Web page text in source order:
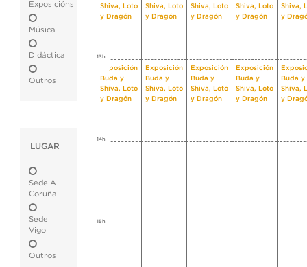
Exposicións
Música
Didáctica
Outros
LUGAR
Sede A
Coruña
Sede
Vigo
Outros
Shiva, Loto
y Dragón
Shiva, Loto
y Dragón
Shiva, Loto
y Dragón
Shiva, Loto
y Dragón
Shiva,
y
13h
Exposición
Buda y
Shiva, Loto
y Dragón
Exposición
Buda y
Shiva, Loto
y Dragón
Exposición
Buda y
Shiva, Loto
y Dragón
Exposición
Buda y
Shiva, Loto
y Dragón
Buda y
Shiva,
y
14h
15h